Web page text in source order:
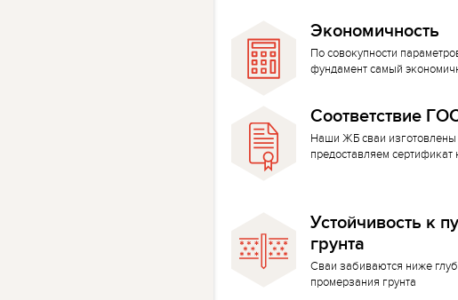
Экономичность
По совокупности
фундамент самый
Соответствие
Наши ЖБ сваи
предоставляем сертификат
Устойчивость к
грунта
Сваи забиваются ниже
промерзания грунта